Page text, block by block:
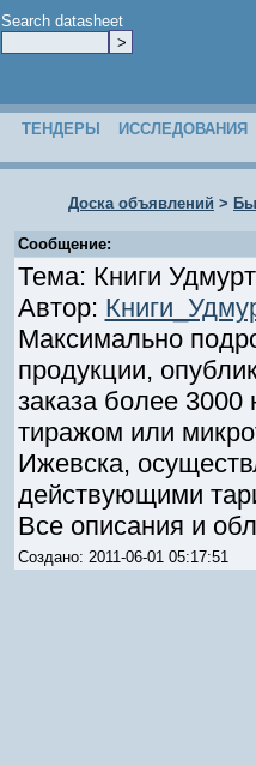
Search datasheet
ТЕНДЕРЫ ИССЛЕДОВАНИЯ
Доска объявлений >
Сообщение:
Тема: Книги
Автор:
Максимально
продукции,
заказа более
тиражом или
Ижевска,
действующими
Все описания и
Создано: 2011-06-01 05:17:51